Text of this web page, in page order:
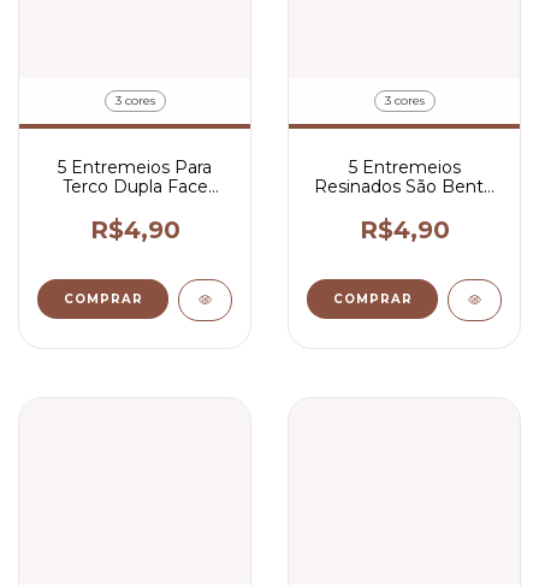
3 cores
5 Entremeios Para
Terco Dupla Face
Personalizar 1,8x1,8
cm
R$4,90
COMPRAR
3 cores
5 Entremeios
Resinados São Bento
R$4,90
COMPRAR